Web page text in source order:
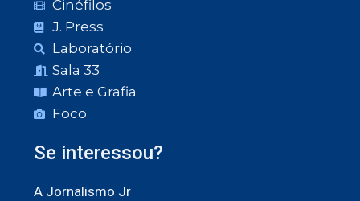
Cinéfilos
J. Press
Laboratório
Sala 33
Arte e Grafia
Foco
Se interessou?
A Jornalismo Jr